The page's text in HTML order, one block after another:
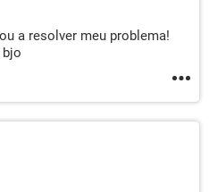
a resolver meu problema!
bjo